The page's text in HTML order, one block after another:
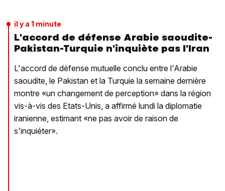
il y a 1 minute
L'accord de défense Arabie saoudite-
Pakistan-Turquie n'inquiète pas l'Iran
L'accord de défense mutuelle conclu entre l'Arabie
saoudite, le Pakistan et la Turquie la semaine dernière
montre «un changement de perception» dans la région
vis-à-vis des Etats-Unis, a affirmé lundi la diplomatie
iranienne, estimant «ne pas avoir de raison de
s'inquiéter».